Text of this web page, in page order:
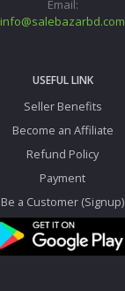
Email:
info@salebazarbd.com
USEFUL LINK
Seller Benefits
Become an Affiliate
Refund Policy
Payment
Be a Customer (Signup)